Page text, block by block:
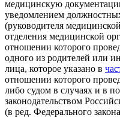
медицинскую
уведомлением
(руководителя
отделения медицинской
отношении которого
одного из родителей или
лица, которое указано в
отношении которого
либо судом в случаях и в
законодательством
(в ред. Федерального